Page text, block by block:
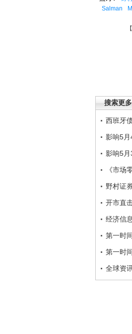
Salman
【
搜索更多
西班牙
影响5
影响5
《市场
野村证
开市直
经济信
第一时
第一时
全球资